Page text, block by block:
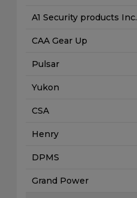
A1 Security products Inc.
CAA Gear Up
Pulsar
Yukon
CSA
Henry
DPMS
Grand Power